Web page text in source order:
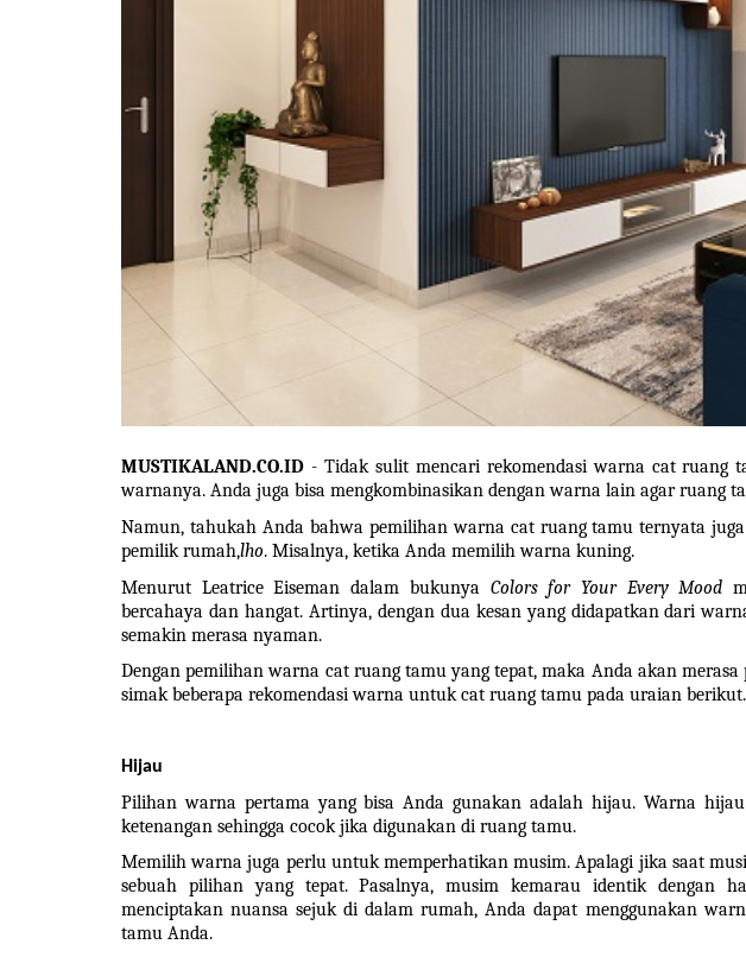
MUSTIKALAND.CO.ID - Tidak sulit mencari rekomendasi warna cat ruang
warnanya. Anda juga bisa mengkombinasikan dengan warna lain agar ruang
Namun, tahukah Anda bahwa pemilihan warna cat ruang tamu ternyata
pemilik rumah,lho. Misalnya, ketika Anda memilih warna kuning.
Menurut Leatrice Eiseman dalam bukunya Colors for Your Every Mood
bercahaya dan hangat. Artinya, dengan dua kesan yang didapatkan dari
semakin merasa nyaman.
Dengan pemilihan warna cat ruang tamu yang tepat, maka Anda akan
simak beberapa rekomendasi warna untuk cat ruang tamu pada uraian berikut.
Hijau
Pilihan warna pertama yang bisa Anda gunakan adalah hijau. Warna
ketenangan sehingga cocok jika digunakan di ruang tamu.
Memilih warna juga perlu untuk memperhatikan musim. Apalagi jika saat
sebuah pilihan yang tepat. Pasalnya, musim kemarau identik dengan
menciptakan nuansa sejuk di dalam rumah, Anda dapat menggunakan
tamu Anda.